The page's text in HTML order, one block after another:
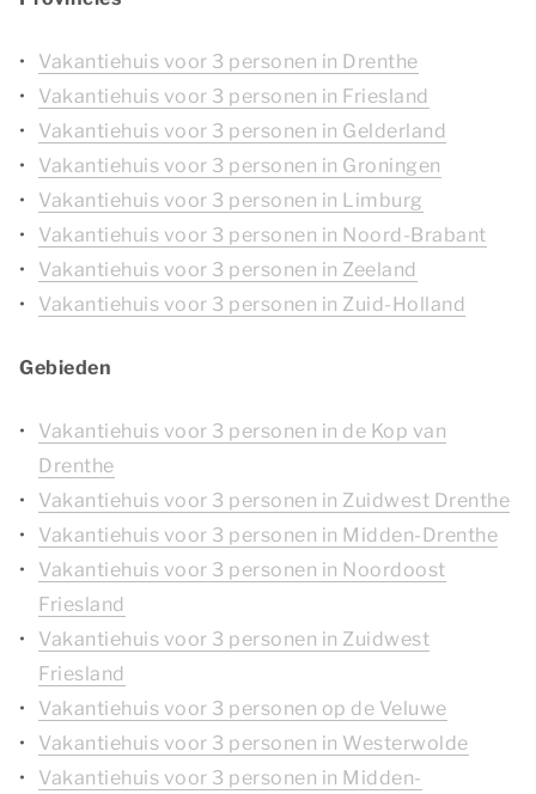
Vakantiehuis voor 3 personen in Drenthe
Vakantiehuis voor 3 personen in Friesland
Vakantiehuis voor 3 personen in Gelderland
Vakantiehuis voor 3 personen in Groningen
Vakantiehuis voor 3 personen in Limburg
Vakantiehuis voor 3 personen in Noord-Brabant
Vakantiehuis voor 3 personen in Zeeland
Vakantiehuis voor 3 personen in Zuid-Holland
Gebieden
Vakantiehuis voor 3 personen in de Kop van
Drenthe
Vakantiehuis voor 3 personen in Zuidwest Drenthe
Vakantiehuis voor 3 personen in Midden-Drenthe
Vakantiehuis voor 3 personen in Noordoost
Friesland
Vakantiehuis voor 3 personen in Zuidwest
Friesland
Vakantiehuis voor 3 personen op de Veluwe
Vakantiehuis voor 3 personen in Westerwolde
Vakantiehuis voor 3 personen in Midden-